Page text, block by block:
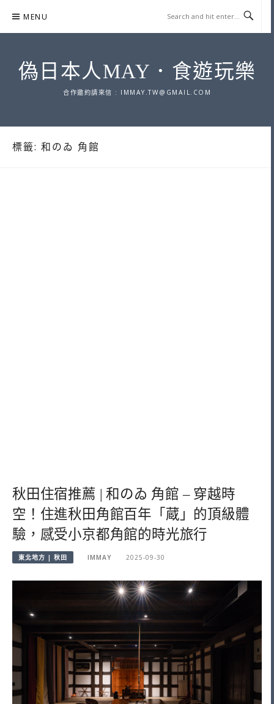
content
MENU
偽日本人MAY．食遊玩樂
合作邀約請來信 : IMMAY.TW@GMAIL.COM
標籤: 和のゐ 角館
秋田住宿推薦 | 和のゐ 角館 – 穿越時
空！住進秋田角館百年「蔵」的頂級體
驗，感受小京都角館的時光旅行
東北地方 | 秋田 IMMAY 2025-09-30